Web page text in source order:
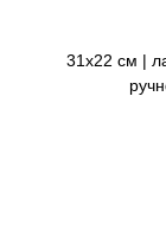
31х22 см |